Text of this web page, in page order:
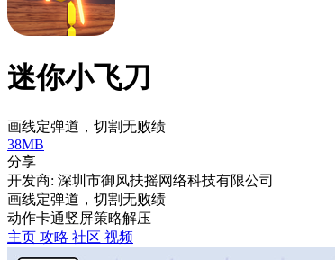
迷你小飞刀
画线定弹道，切割无败绩
38MB
分享
开发商: 深圳市御风扶摇网络科技有限公司
画线定弹道，切割无败绩
动作卡通竖屏策略解压
主页 攻略 社区 视频